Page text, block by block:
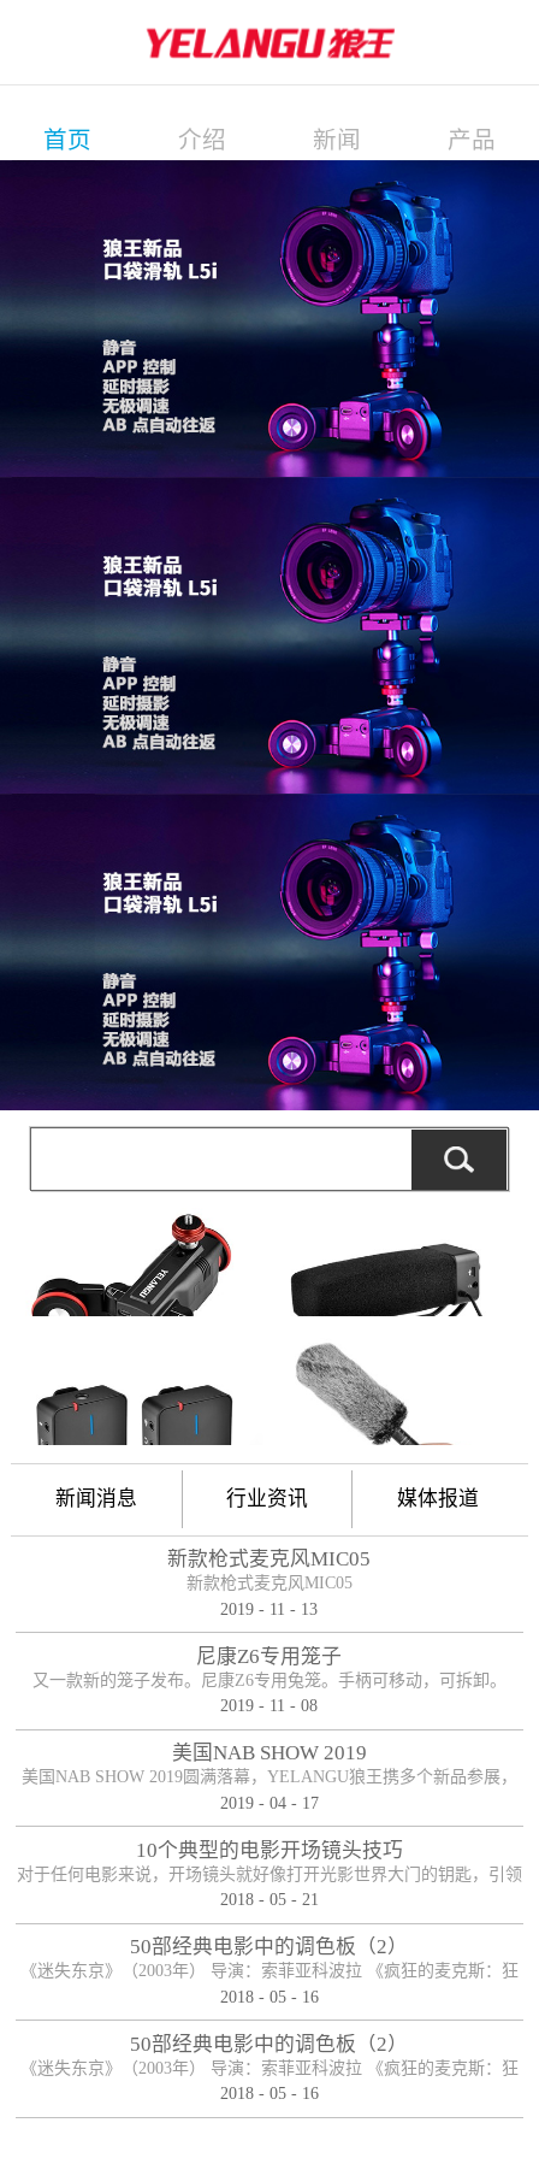
首页 介绍 新闻 产品
新闻消息 行业资讯 媒体报道
新款枪式麦克风MIC05
新款枪式麦克风MIC05
2019 - 11 - 13
尼康Z6专用笼子
又一款新的笼子发布。尼康Z6专用兔笼。手柄可移动，可拆卸。
2019 - 11 - 08
美国NAB SHOW 2019
美国NAB SHOW 2019圆满落幕，YELANGU狼王携多个新品参展，
参展期间新老朋友络绎不绝，收获满满！
2019 - 04 - 17
10个典型的电影开场镜头技巧
对于任何电影来说，开场镜头就好像打开光影世界大门的钥匙，引领
观众开启电影之旅。可以说，一部电影能否在一瞬间抓住观众的眼
对于导演和制作人员来说，开长镜头必然经过深思熟虑，有时候它可
以是整个电影故事的开端，有时候它也可以是整个电影故事的末尾，
启承转合，柳暗花明。下面便来说说电影开场镜头的十种典型手法。
【首尾呼应】这应该是最司空见惯也最简单粗暴...
2018 - 05 - 21
50部经典电影中的调色板（2）
《迷失东京》（2003年） 导演：索菲亚科波拉 《疯狂的麦克斯：狂
暴之路》（2015年） 导演： 乔治·米勒 《月升王国》（2012年） 导
得·潘》（1953年） 导演： 克莱德·吉诺尼米，威尔弗雷德·杰克逊，
汉密尔顿·卢斯科 ...
2018 - 05 - 16
50部经典电影中的调色板（2）
《迷失东京》（2003年） 导演：索菲亚科波拉 《疯狂的麦克斯：狂
暴之路》（2015年） 导演： 乔治·米勒 《月升王国》（2012年） 导
2018 - 05 - 16